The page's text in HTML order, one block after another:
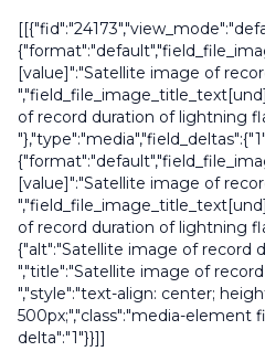
[value]":"Satellite image of
of record duration of lightning
[value]":"Satellite image of
of record duration of lightning
{"alt":"Satellite image of record
","title":"Satellite image of
","style":"text-align: center;
500px;","class":"media-element
delta":"1"}}]]